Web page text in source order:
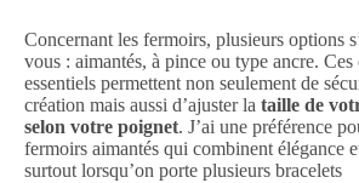
Concernant les fermoirs, plusieurs options
vous : aimantés, à pince ou type ancre. Ces
essentiels permettent non seulement de
création mais aussi d’ajuster la taille de
selon votre poignet. J’ai une préférence
fermoirs aimantés qui combinent élégance
surtout lorsqu’on porte plusieurs bracelets